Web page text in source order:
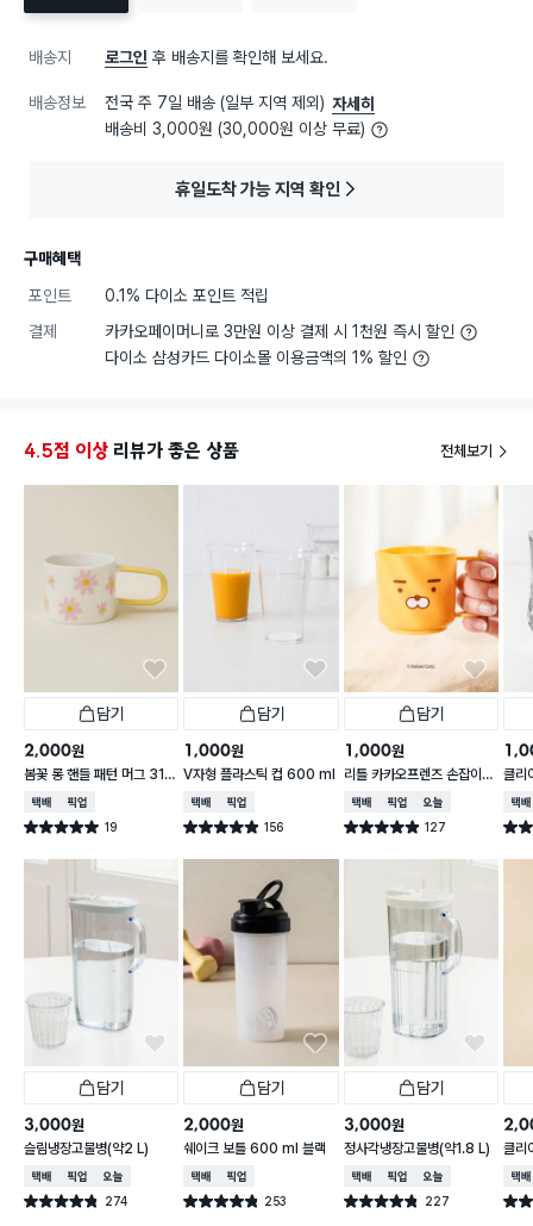
배송지 로그인 후 배송지를 확인해 보세요.
배송정보 전국 주 7일 배송 (일부 지역 제외) 자세히
배송비 3,000원 (30,000원 이상 무료)
휴일도착 가능 지역 확인
구매혜택
포인트
0.1% 다이소 포인트 적립
결제
카카오페이머니로 3만원 이상 결제 시 1천원 즉시 할인
다이소 삼성카드 다이소몰 이용금액의 1% 할인
4.5점 이상 리뷰가 좋은 상품 전체보기
담기
2,000원
봄꽃 롱 핸들 패턴 머그 310
ml
택배배송매장픽업
별점 5.0점 19
건 작성
담기
1,000원
V자형 플라스틱 컵 600 ml
택배배송매장픽업
별점 4.9점 156
건 작성
담기
1,000원
리틀 카카오프렌즈 손잡이
라이언 컵 200ml
택배배송매장픽업오늘배송
별점 4.9점 127
건 작성
클리
ml
택배
별점
담기
3,000원
슬림냉장고물병(약2 L)
택배배송매장픽업오늘배송
별점 4.8점 274
건 작성
담기
2,000원
쉐이크 보틀 600 ml 블랙
택배배송매장픽업
별점 4.8점 253
건 작성
담기
3,000원
정사각냉장고물병(약1.8 L)
택배배송매장픽업오늘배송
별점 4.8점 227
건 작성
클리
택배
별점